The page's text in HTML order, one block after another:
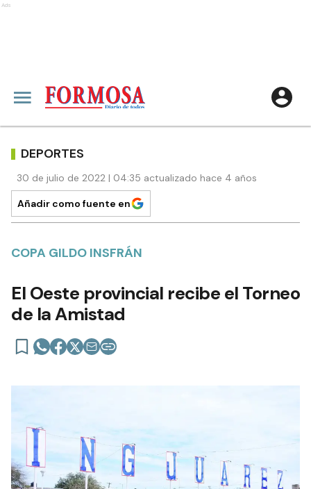
Ads
DEPORTES
30 de julio de 2022 | 04:35 actualizado hace 4 años
Añadir como fuente en
COPA GILDO INSFRÁN
El Oeste provincial recibe el Torneo
de la Amistad